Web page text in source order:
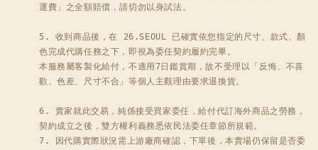
運費」之全額賠償，請切勿以身試法。
5. 收到商品後，在 26.SEOUL 已確實依您指定的尺寸、款式、顏
色完成代購任務之下，即視為委任契約履約完畢。
本服務屬客製化給付，不適用7日鑑賞期，故不受理以「反悔、不喜
歡、色差、尺寸不合」等個人主觀理由要求退換貨。
6. 賣家就此交易，純係接受買家委任，給付代訂海外商品之勞務，
契約成立之後，雙方權利義務悉依民法委任章節所規範。
7. 因代購實際狀況需上游廠商確認，下單後，本賣場仍保留是否委